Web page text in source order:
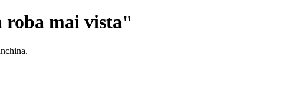
roba mai vista"